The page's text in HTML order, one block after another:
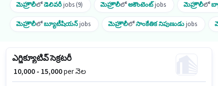
మెహ్రౌలీలోడెలివరీjobs (9) మెహ్రౌలీలోఅకౌంటెంట్jobs మెహ్రౌలీలో
మెహ్రౌలీలోబ్యూటీషియన్jobs మెహ్రౌలీలోసాంకేతిక నిపుణుడుjobs
ఎగ్జిక్యూటివ్ సెక్రటరీ
₹ 10,000 - 15,000per నెల